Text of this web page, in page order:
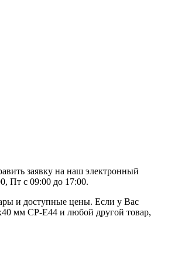
заявку на наш электронный
Пт с 09:00 до 17:00.
и доступные цены. Если у Вас
мм CP-E44 и любой другой товар,